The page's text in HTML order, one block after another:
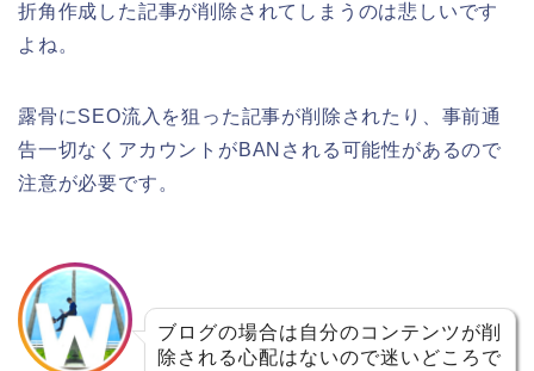
折角作成した記事が削除されてしまうのは悲しいです
よね。
露骨にSEO流入を狙った記事が削除されたり、事前通
告一切なくアカウントがBANされる可能性があるので
注意が必要です。
ブログの場合は自分のコンテンツが削
除される心配はないので迷いどころで